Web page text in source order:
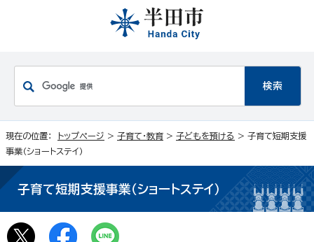
現在の位置： トップページ > 子育て・教育 > 子どもを預ける > 子育て短期支援
事業（ショートステイ）
子育て短期支援事業（ショートステイ）